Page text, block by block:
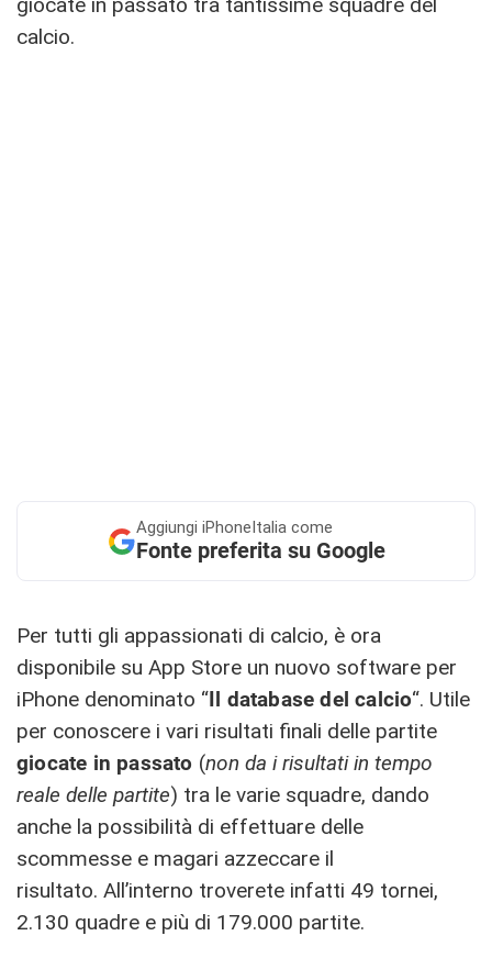
calcio.
Aggiungi iPhoneItalia come
Fonte preferita su Google
Per tutti gli appassionati di calcio, è ora
disponibile su App Store un nuovo software per
iPhone denominato “Il database del calcio“. Utile
per conoscere i vari risultati finali delle partite
giocate in passato (non da i risultati in tempo
reale delle partite) tra le varie squadre, dando
anche la possibilità di effettuare delle
scommesse e magari azzeccare il
risultato. All’interno troverete infatti 49 tornei,
2.130 quadre e più di 179.000 partite.